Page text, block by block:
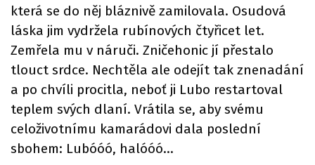
která se do něj bláznivě zamilovala. Osudová
láska jim vydržela rubínových čtyřicet let.
Zemřela mu v náruči. Zničehonic jí přestalo
tlouct srdce. Nechtěla ale odejít tak znenadání
a po chvíli procitla, neboť ji Lubo restartoval
teplem svých dlaní. Vrátila se, aby svému
celoživotnímu kamarádovi dala poslední
sbohem: Lubóóó, halóóó…